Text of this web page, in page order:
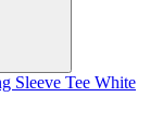
Sleeve Tee White